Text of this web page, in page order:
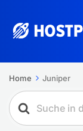
Home Juniper